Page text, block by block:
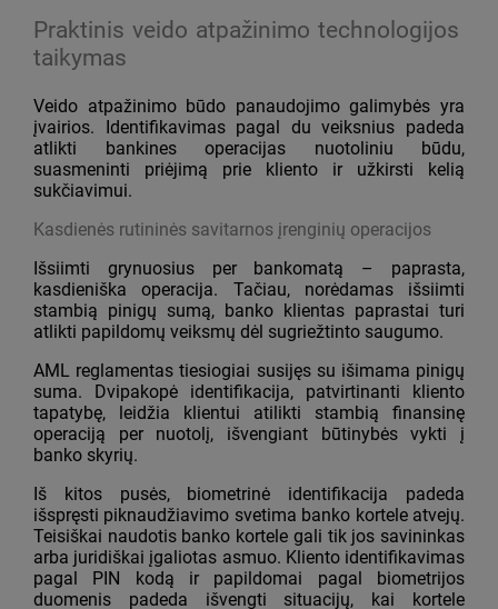
Praktinis veido atpažinimo technologijos
taikymas
Veido atpažinimo būdo panaudojimo galimybės yra
įvairios. Identifikavimas pagal du veiksnius padeda
atlikti bankines operacijas nuotoliniu būdu,
suasmeninti priėjimą prie kliento ir užkirsti kelią
sukčiavimui.
Kasdienės rutininės savitarnos įrenginių operacijos
Išsiimti grynuosius per bankomatą – paprasta,
kasdieniška operacija. Tačiau, norėdamas išsiimti
stambią pinigų sumą, banko klientas paprastai turi
atlikti papildomų veiksmų dėl sugriežtinto saugumo.
AML reglamentas tiesiogiai susijęs su išimama pinigų
suma. Dvipakopė identifikacija, patvirtinanti kliento
tapatybę, leidžia klientui atilikti stambią finansinę
operaciją per nuotolį, išvengiant būtinybės vykti į
banko skyrių.
Iš kitos pusės, biometrinė identifikacija padeda
išspręsti piknaudžiavimo svetima banko kortele atvejų.
Teisiškai naudotis banko kortele gali tik jos savininkas
arba juridiškai įgaliotas asmuo. Kliento identifikavimas
pagal PIN kodą ir papildomai pagal biometrijos
duomenis padeda išvengti situacijų, kai kortele